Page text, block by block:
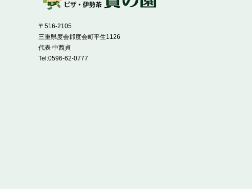
〒516-2105
三重県度会郡度会町平生1126
代表 中西貞
Tel:0596-62-0777